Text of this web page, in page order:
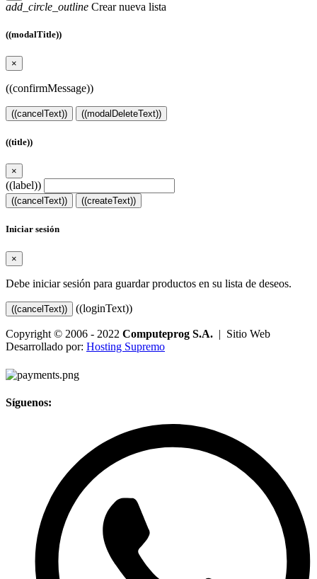
add_circle_outline Crear nueva lista
((modalTitle))
×
((confirmMessage))
((cancelText)) ((modalDeleteText))
((title))
×
((label))
((cancelText)) ((createText))
Iniciar sesión
×
Debe iniciar sesión para guardar productos en su lista de deseos.
((cancelText)) ((loginText))
Copyright © 2006 - 2022 Computeprog S.A. | Sitio Web
Desarrollado por: Hosting Supremo
Síguenos: